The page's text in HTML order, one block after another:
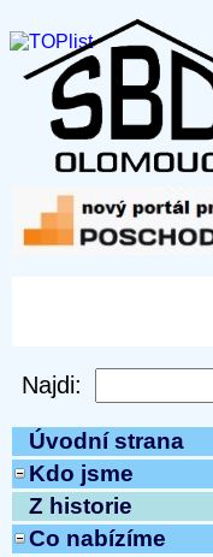
Úvodní strana
Kdo jsme
Z historie
Co nabízíme